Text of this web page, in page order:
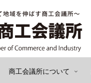
商工会議所について